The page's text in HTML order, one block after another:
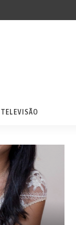
TELEVISÃO